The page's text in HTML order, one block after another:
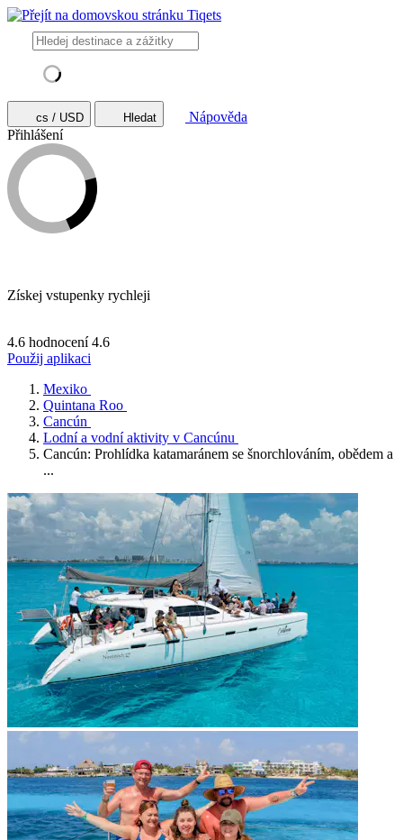
cs / USD Hledat
Nápověda
Přihlášení
Získej vstupenky rychleji
4.6 hodnocení 4.6
Použij aplikaci
Mexiko
Quintana Roo
Cancún
Lodní a vodní aktivity v Cancúnu
Cancún: Prohlídka katamaránem se šnorchlováním, obědem a
...